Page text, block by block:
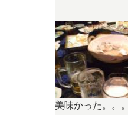
美味かった。。